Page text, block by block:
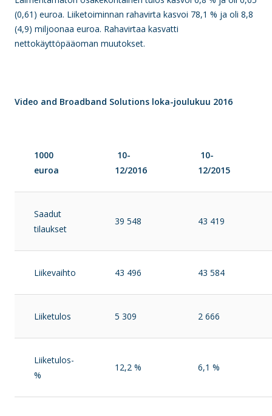
(0,61) euroa. Liiketoiminnan rahavirta kasvoi 78,1 % ja oli 8,8
(4,9) miljoonaa euroa. Rahavirtaa kasvatti
nettokäyttöpääoman muutokset.
Video and Broadband Solutions loka-joulukuu 2016
1000
euroa
10-
12/2016
10-
12/2015
Saadut
tilaukset
39 548 43 419
Liikevaihto 43 496 43 584
Liiketulos 5 309 2 666
Liiketulos-
%
12,2 % 6,1 %